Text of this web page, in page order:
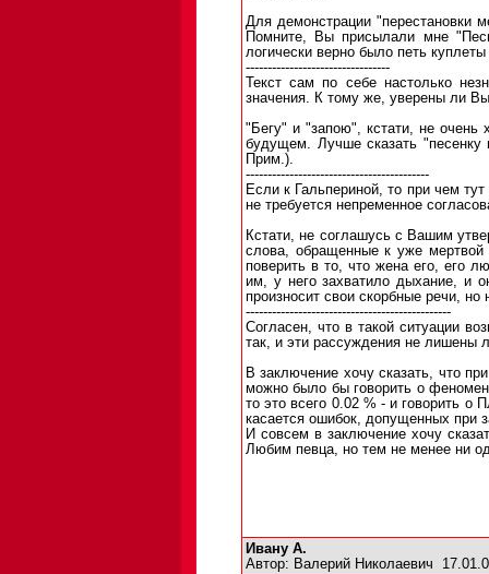
Для демонстрации "перестановки
Помните, Вы присылали мне
логически верно было петь
---------------------------------
Текст сам по себе настолько
значения. К тому же, уверены ли
"Бегу" и "запою", кстати, не очень
будущем. Лучше сказать
Прим.).
------------------------------------------
Если к Гальпериной, то при чем
не требуется непременное
Кстати, не соглашусь с Вашим
слова, обращенные к уже
поверить в то, что жена его, его
им, у него захватило дыхание, и
произносит свои скорбные речи, но
-----------------------------------------------
Согласен, что в такой ситуации
так, и эти рассуждения не лишены
В заключение хочу сказать, что
можно было бы говорить о
то это всего 0.02 % - и говорить
касается ошибок, допущенных при
И совсем в заключение хочу
Любим певца, но тем не менее ни
Ивану А.
Автор: Валерий Николаевич